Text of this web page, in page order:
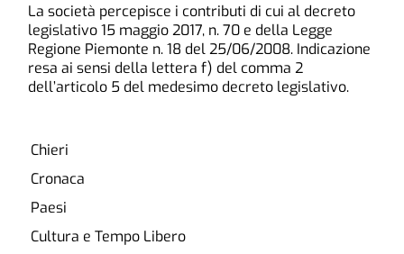
La società percepisce i contributi di cui al decreto
legislativo 15 maggio 2017, n. 70 e della Legge
Regione Piemonte n. 18 del 25/06/2008. Indicazione
resa ai sensi della lettera f) del comma 2
dell’articolo 5 del medesimo decreto legislativo.
Chieri
Cronaca
Paesi
Cultura e Tempo Libero